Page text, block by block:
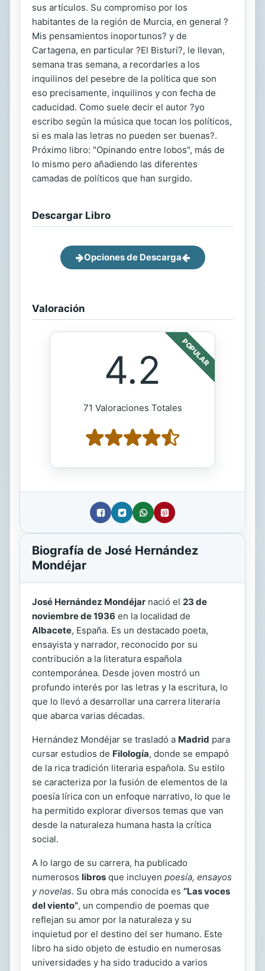
sus artículos. Su compromiso por los
habitantes de la región de Murcia, en general ?
Mis pensamientos inoportunos? y de
Cartagena, en particular ?El Bisturí?, le llevan,
semana tras semana, a recordarles a los
inquilinos del pesebre de la política que son
eso precisamente, inquilinos y con fecha de
caducidad. Como suele decir el autor ?yo
escribo según la música que tocan los políticos,
si es mala las letras no pueden ser buenas?.
Próximo libro: "Opinando entre lobos", más de
lo mismo pero añadiendo las diferentes
camadas de políticos que han surgido.
Descargar Libro
Opciones de Descarga
Valoración
POPULAR
4.2
71 Valoraciones Totales
Biografía de José Hernández
Mondéjar
José Hernández Mondéjar nació el 23 de
noviembre de 1936 en la localidad de
Albacete, España. Es un destacado poeta,
ensayista y narrador, reconocido por su
contribución a la literatura española
contemporánea. Desde joven mostró un
profundo interés por las letras y la escritura, lo
que lo llevó a desarrollar una carrera literaria
que abarca varias décadas.
Hernández Mondéjar se trasladó a Madrid para
cursar estudios de Filología, donde se empapó
de la rica tradición literaria española. Su estilo
se caracteriza por la fusión de elementos de la
poesía lírica con un enfoque narrativo, lo que le
ha permitido explorar diversos temas que van
desde la naturaleza humana hasta la crítica
social.
A lo largo de su carrera, ha publicado
numerosos libros que incluyen poesía, ensayos
y novelas. Su obra más conocida es “Las voces
del viento”, un compendio de poemas que
reflejan su amor por la naturaleza y su
inquietud por el destino del ser humano. Este
libro ha sido objeto de estudio en numerosas
universidades y ha sido traducido a varios